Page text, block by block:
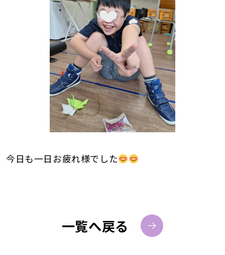
今日も一日お疲れ様でした
一覧へ戻る